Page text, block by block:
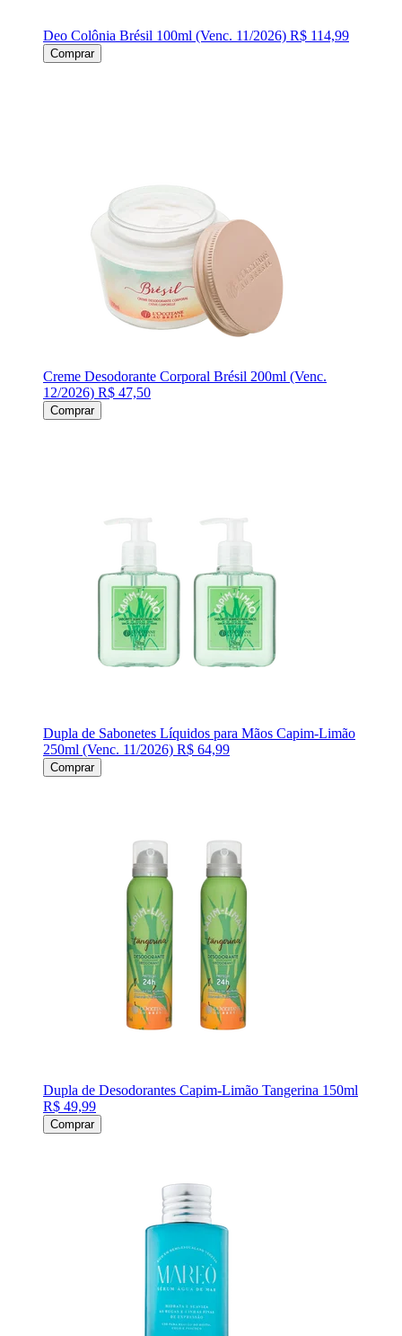
Deo Colônia Brésil 100ml (Venc. 11/2026) R$ 114,99
Comprar
Creme Desodorante Corporal Brésil 200ml (Venc.
12/2026) R$ 47,50
Comprar
Dupla de Sabonetes Líquidos para Mãos Capim-Limão
250ml (Venc. 11/2026) R$ 64,99
Comprar
Dupla de Desodorantes Capim-Limão Tangerina 150ml
R$ 49,99
Comprar